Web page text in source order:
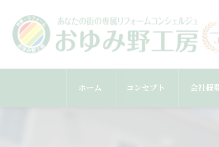
ホーム コンセプト 会社概